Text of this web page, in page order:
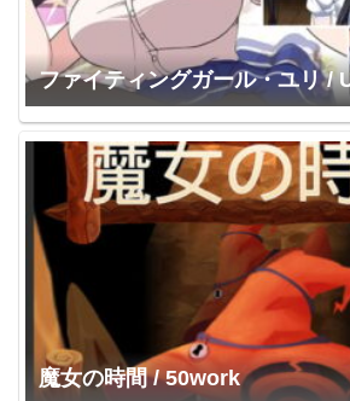
ファイティングガール・ユリ /
魔女の時間 / 50work